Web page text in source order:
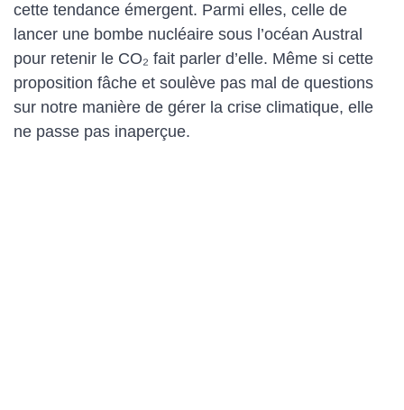
cette tendance émergent. Parmi elles, celle de
lancer une bombe nucléaire sous l’océan Austral
pour retenir le CO₂ fait parler d’elle. Même si cette
proposition fâche et soulève pas mal de questions
sur notre manière de gérer la crise climatique, elle
ne passe pas inaperçue.